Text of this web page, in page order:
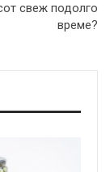
свеж подолго
време?